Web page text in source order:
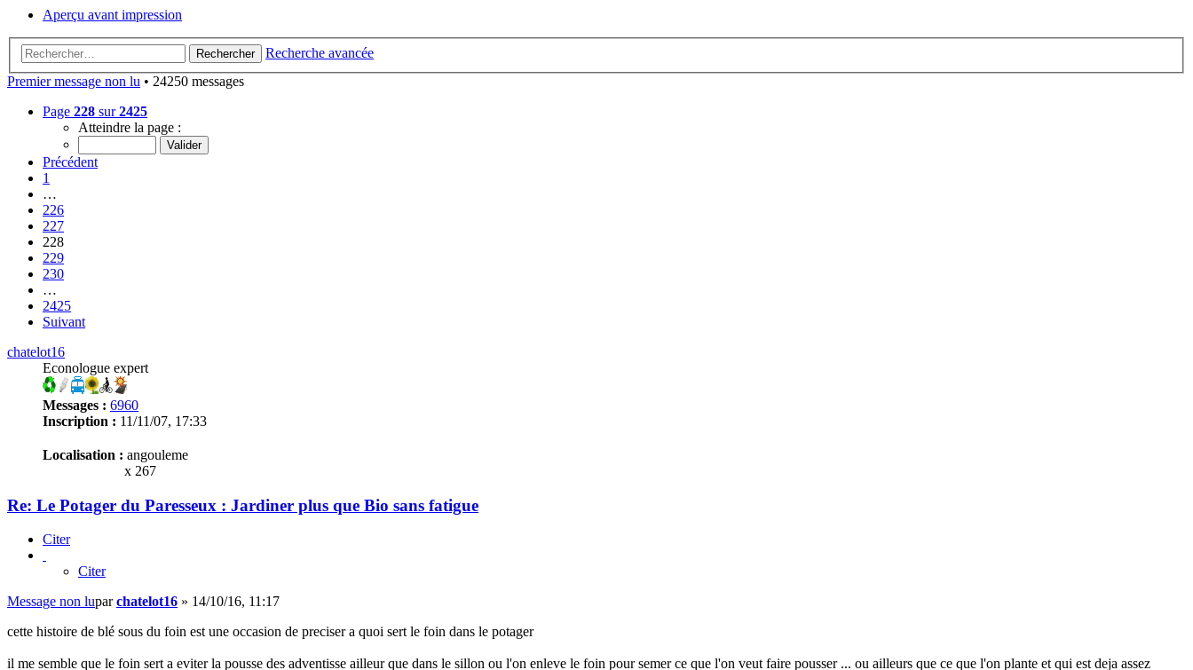
Aperçu avant impression
Rechercher
Recherche avancée
Premier message non lu • 24250 messages
Page 228 sur2425
Atteindre la page :
Précédent
1
…
226
227
228
229
230
…
2425
Suivant
chatelot16
Econologue expert
Messages : 6960
Inscription : 11/11/07, 17:33
Localisation : angouleme
x 267
Re: Le Potager du Paresseux : Jardiner plus que Bio sans fatigue
Citer
Citer
Message non luparchatelot16 » 14/10/16, 11:17
cette histoire de blé sous du foin est une occasion de preciser a quoi sert le foin dans le potager
il me semble que le foin sert a eviter la pousse des adventisse ailleur que dans le sillon ou l'on enleve le foin pour semer ce que l'on veut faire pousser ... ou ailleurs que ce que l'on plante et qui est deja assez